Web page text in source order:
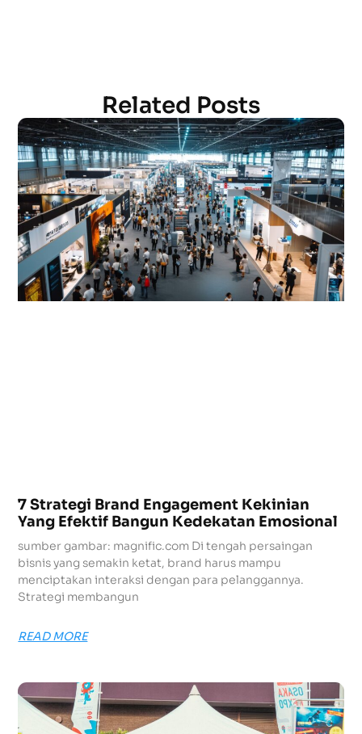
Related Posts
7 Strategi Brand Engagement Kekinian
Yang Efektif Bangun Kedekatan Emosional
sumber gambar: magnific.com Di tengah persaingan
bisnis yang semakin ketat, brand harus mampu
menciptakan interaksi dengan para pelanggannya.
Strategi membangun
READ MORE